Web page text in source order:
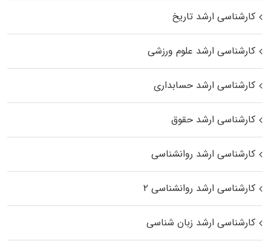
کارشناسی ارشد تاریخ
کارشناسی ارشد علوم ورزشی
کارشناسی ارشد حسابداری
کارشناسی ارشد حقوق
کارشناسی ارشد روانشناسی
کارشناسی ارشد روانشناسی ۲
کارشناسی ارشد زبان شناسی